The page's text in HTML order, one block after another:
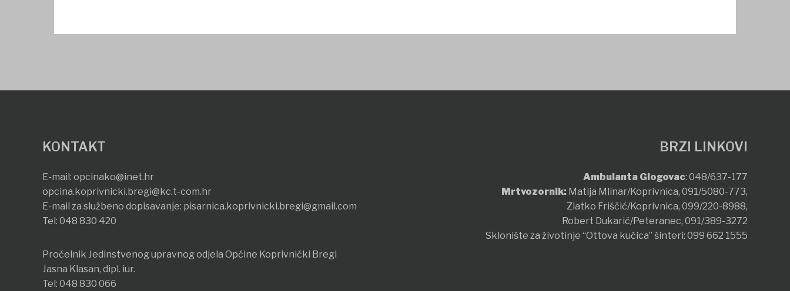
KONTAKT
E-mail: opcinako@inet.hr
opcina.koprivnicki.bregi@kc.t-com.hr
E-mail za službeno dopisavanje: pisarnica.koprivnicki.bregi@gmail.com
Tel: 048 830 420
Pročelnik Jedinstvenog upravnog odjela Općine Koprivnički Bregi
Jasna Klasan, dipl. iur.
Tel: 048 830 066
BRZI LINKOVI
Ambulanta Glogovac: 048/637-177
Mrtvozornik: Matija Mlinar/Koprivnica, 091/5080-773,
Zlatko Friščić/Koprivnica, 099/220-8988,
Robert Dukarić/Peteranec, 091/389-3272
Sklonište za životinje “Ottova kućica” šinteri: 099 662 1555